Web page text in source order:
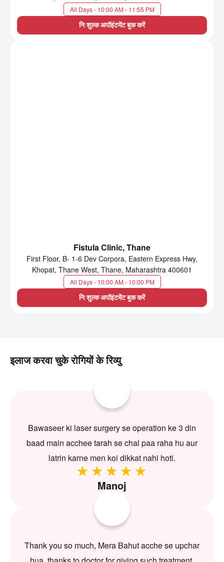
All Days - 10:00 AM - 11:55 PM
नि:शुल्क अपॉइंटमेंट बुक करें
Fistula Clinic, Thane
First Floor, B- 1-6 Dev Corpora, Eastern Express Hwy,
Khopat, Thane West, Thane, Maharashtra 400601
All Days - 10:00 AM - 10:00 PM
नि:शुल्क अपॉइंटमेंट बुक करें
इलाज करवा चुके रोगियों के रिव्यु
Bawaseer ki laser surgery se operation ke 3 din
baad main acchee tarah se chal paa raha hu aur
latrin karne men koi dikkat nahi hoti.
Manoj
Thank you so much, Mera Bahut acche se upchar